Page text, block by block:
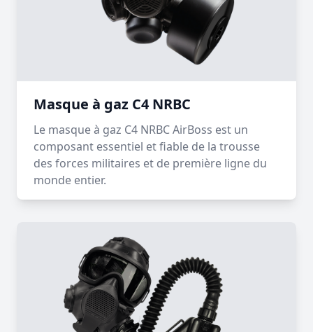
Masque à gaz C4 NRBC
Le masque à gaz C4 NRBC AirBoss est un
composant essentiel et fiable de la trousse
des forces militaires et de première ligne du
monde entier.